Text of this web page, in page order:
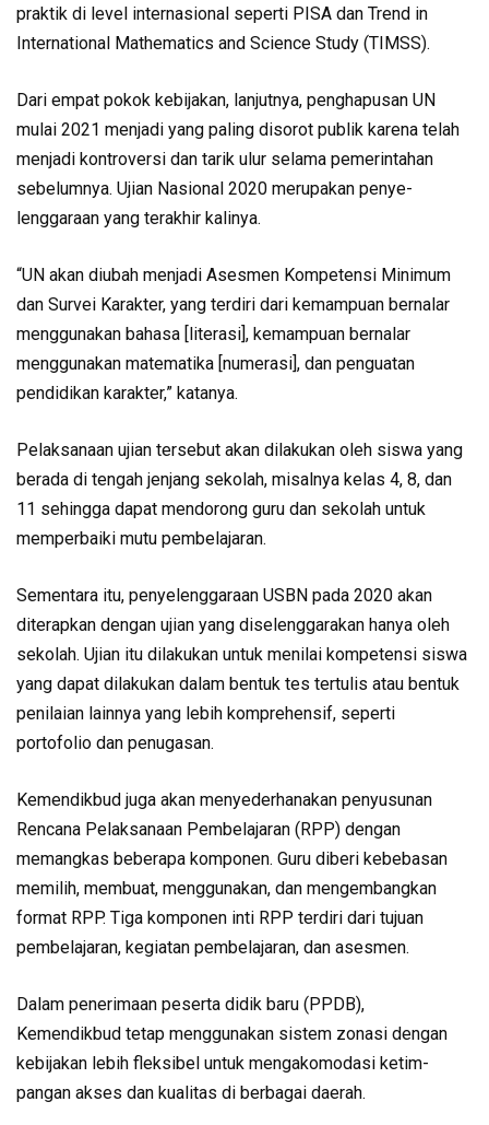
praktik di level internasional seperti PISA dan Trend in
International Mathematics and Science Study (TIMSS).
Dari empat pokok kebijakan, lanjutnya, penghapusan UN
mulai 2021 menjadi yang paling disorot publik karena telah
menjadi kontroversi dan tarik ulur selama pemerintahan
sebelumnya. Ujian Nasional 2020 merupakan penye­
lenggaraan yang terakhir kalinya.
“UN akan diubah menjadi Asesmen Kompetensi Minimum
dan Survei Karakter, yang terdiri dari kemampuan bernalar
meng­gu­nakan bahasa [literasi], kemam­puan bernalar
menggunakan ma­te­matika [numerasi], dan pe­nguatan
pendidikan karakter,” katanya.
Pelaksanaan ujian tersebut akan dilakukan oleh siswa yang
berada di tengah jenjang sekolah, misalnya kelas 4, 8, dan
11 sehingga dapat mendorong guru dan sekolah untuk
memperbaiki mutu pembelajaran.
Sementara itu, penyelenggaraan USBN pada 2020 akan
diterapkan dengan ujian yang diselenggarakan hanya oleh
sekolah. Ujian itu dilaku­kan untuk menilai kompe­tensi siswa
yang dapat dilakukan dalam bentuk tes tertulis atau bentuk
penilaian lainnya yang lebih komprehensif, seperti
portofolio dan penugasan.
Kemendikbud juga akan menye­derhanakan penyusunan
Rencana Pelaksanaan Pembelajaran (RPP) dengan
memangkas beberapa komponen. Guru diberi kebebasan
memilih, membuat, menggunakan, dan mengembangkan
format RPP. Tiga komponen inti RPP terdiri dari tujuan
pembelajaran, kegiatan pembelajaran, dan asesmen.
Dalam penerimaan peserta didik baru (PPDB),
Kemendikbud tetap menggunakan sistem zonasi dengan
kebijakan lebih fleksi­bel untuk mengakomodasi ketim­
pangan akses dan kualitas di berbagai daerah.